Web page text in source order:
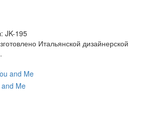
JK-195
Итальянской дизайнерской
Me